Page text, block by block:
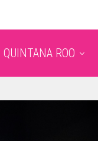
QUINTANA ROO